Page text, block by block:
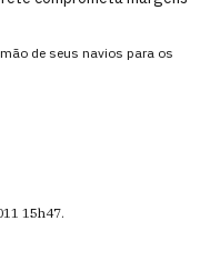
de seus navios para os
15h47.